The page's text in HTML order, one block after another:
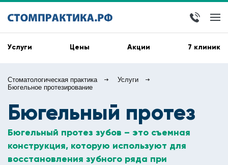
Услуги Цены Акции 7 клиник
Стоматологическая практика
Услуги
Бюгельное протезирование
Бюгельный протез
Бюгельный протез зубов – это съемная
конструкция, которую используют для
восстановления зубного ряда при